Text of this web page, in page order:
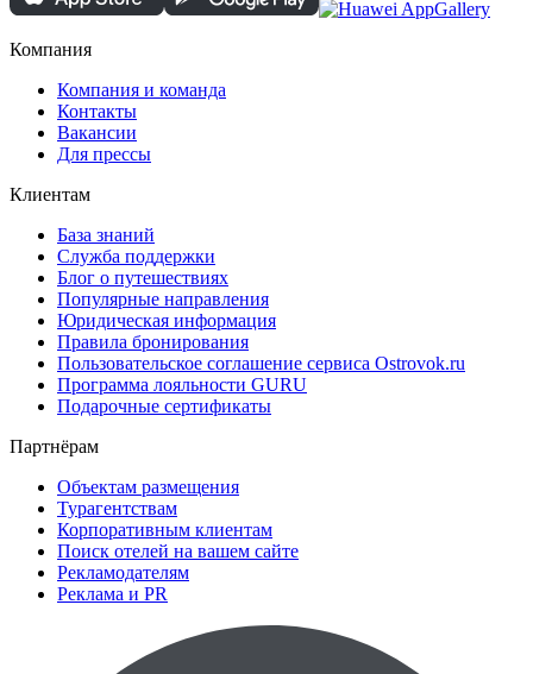
Компания
Компания и команда
Контакты
Вакансии
Для прессы
Клиентам
База знаний
Служба поддержки
Блог о путешествиях
Популярные направления
Юридическая информация
Правила бронирования
Пользовательское соглашение сервиса Ostrovok.ru
Программа лояльности GURU
Подарочные сертификаты
Партнёрам
Объектам размещения
Турагентствам
Корпоративным клиентам
Поиск отелей на вашем сайте
Рекламодателям
Реклама и PR